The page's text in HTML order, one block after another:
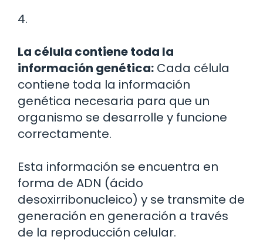
4.
La célula contiene toda la
información genética: Cada célula
contiene toda la información
genética necesaria para que un
organismo se desarrolle y funcione
correctamente.
Esta información se encuentra en
forma de ADN (ácido
desoxirribonucleico) y se transmite de
generación en generación a través
de la reproducción celular.